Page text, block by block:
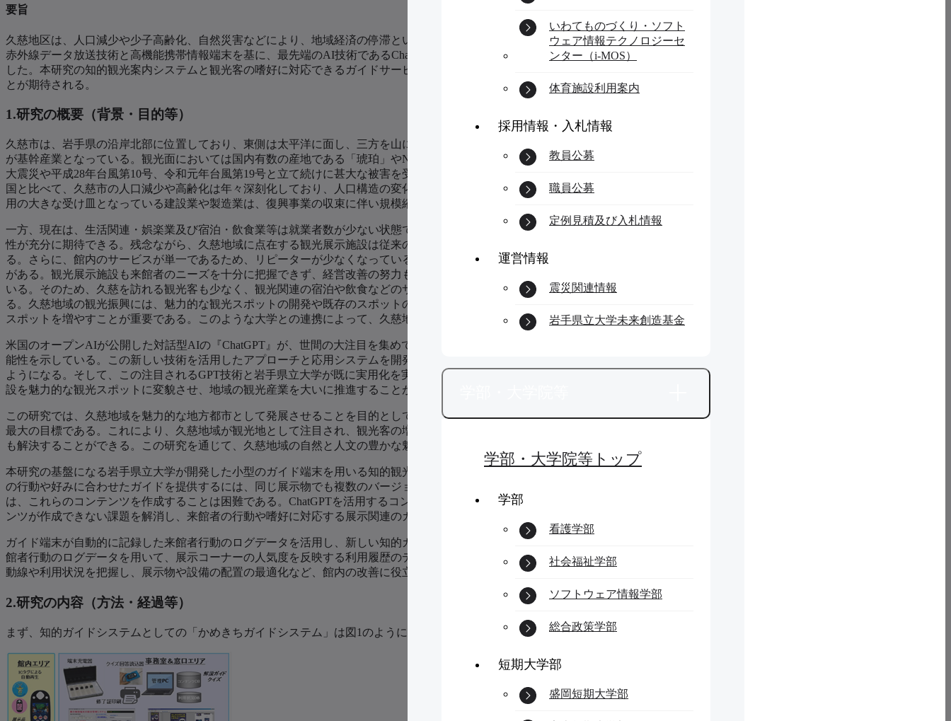
いわてものづくり・ソフト
ウェア情報テクノロジーセ
ンター（i-MOS）
体育施設利用案内
採用情報・入札情報
教員公募
職員公募
定例見積及び入札情報
運営情報
震災関連情報
岩手県立大学未来創造基金
学部・大学院等トップ
学部
看護学部
社会福祉学部
ソフトウェア情報学部
総合政策学部
短期大学部
盛岡短期大学部
要旨
久慈地区は、人口減少や少子高齢化、自然災害などにより、地域経済の停滞という課題に直面している。本研究では、久慈市商工観光課と連携し、岩手県立大学の研究グループが独自の
赤外線データ放送技術と高機能携帯情報端末を基に、最先端のAI技術であるChatGPTを活用して、久慈地下水族科学館で知的ガイドサービスと経営管理データの自動集計・可視化を実現
した。本研究の知的観光案内システムと観光客の嗜好に対応できるガイドサービスを活用することで、観光施設の魅力化と活性化を図り、地域経済を支える活発な観光産業を育成するこ
とが期待される。
1.研究の概要（背景・目的等）
久慈市は、岩手県の沿岸北部に位置しており、東側は太平洋に面し、三方を山に囲まれている。総面積624平方キロメートルの約9割が林野であり、海にも面していることから、一次産業
が基幹産業となっている。観光面においては国内有数の産地である「琥珀」やNHK連続テレビ小説「あまちゃん」で活躍した｢北限の海女｣など地域特有の資源を活用している。東日本
大震災や平成28年台風第10号、令和元年台風第19号と立て続けに甚大な被害を受けており、復旧・復興は順調に進んでいるものの、まだ途中段階にある。図1と図2に示されるように、全
国と比べて、久慈市の人口減少や高齢化は年々深刻化しており、人口構造の変化による様々な問題への対応が必要となっており、地域社会に大きな影響を与えている。現在の久慈市の雇
用の大きな受け皿となっている建設業や製造業は、復興事業の収束に伴い規模縮小が進めば雇用維持は難しくなることが予想されている。
一方、現在は、生活関連・娯楽業及び宿泊・飲食業等は就業者数が少ない状態であり、今後、久慈地域に人の流れを増加させる観光事業が拡大されれば、新たな雇用の受け皿となる可能
性が充分に期待できる。残念ながら、久慈地域に点在する観光展示施設は従来の展示サービスしか提供できないため、館内のガイド不足や来館者の多様なニーズに対応できない状況にあ
る。さらに、館内のサービスが単一であるため、リピーターが少なくなっている。特に、オフシーズンの閑散期には来館者数が極端に少なくなり、正常な経営を圧迫する状態に陥ること
がある。観光展示施設も来館者のニーズを十分に把握できず、経営改善の努力も限界が見えてきている。久慈地域は、人気観光スポットが不足しており、観光の人気が低い状況が続いて
いる。そのため、久慈を訪れる観光客も少なく、観光関連の宿泊や飲食などのサービスも低調である。この影響で、現在の久慈市内には観光ホテルが存在しないという厳しい状況があ
る。久慈地域の観光振興には、魅力的な観光スポットの開発や既存のスポットの再構築が不可欠である。この局面を打開するには、岩手県立大学と久慈地域が協力し、魅力的な人気観光
スポットを増やすことが重要である。このような大学との連携によって、久慈地域に新たな魅力を生み出し、観光客の増加につながることが期待される。
米国のオープンAIが公開した対話型AIの『ChatGPT』が、世間の大注目を集めている。このChatGPTや今年3月に公開された進化版のGPT-4は、先に述べた問題や課題を解決する大きな可
能性を示している。この新しい技術を活用したアプローチと応用システムを開発することで、中小の観光展示施設でも簡単にガイドとクイズのコンテンツを拡充・更新することができる
ようになる。そして、この注目されるGPT技術と岩手県立大学が既に実用化を実現した展示案内システムを融合させることによって、人材や財政など課題を直面している中小観光展示施
設を魅力的な観光スポットに変貌させ、地域の観光産業を大いに推進することができるであろう。
この研究では、久慈地域を魅力的な地方都市として発展させることを目的としている。そのため、久慈地域の豊かな自然資源を活かした観光業を振興し、地域の活性化を実現することが
最大の目標である。これにより、久慈地域が観光地として注目され、観光客の増加による経済効果が期待できる。また、地域の活性化により、住民の生活が豊かになり、人口減少の問題
も解決することができる。この研究を通じて、久慈地域の自然と人文の豊かな魅力を多くの人々に知ってもらい、地域の発展に貢献することが期待される。
本研究の基盤になる岩手県立大学が開発した小型のガイド端末を用いる知的観光案内システムを構築することで、展示内容の魅力を感じさせるガイドサービスを提供する。また、来館者
の行動や好みに合わせたガイドを提供するには、同じ展示物でも複数のバージョンのガイドとクイズを事前に用意する必要がある。展示内容に関する専門知識を持たない職員にとって
は、これらのコンテンツを作成することは困難である。ChatGPTを活用するコンテンツの自動作成アプローチと取り組みを開発することで、観光施設にとってネックになる自分でコンテ
ンツが作成できない課題を解消し、来館者の行動や嗜好に対応する展示関連のガイドやクイズのコンテンツの量産を低コストで実現する。
ガイド端末が自動的に記録した来館者行動のログデータを活用し、新しい知的ガイドの取り組みを開発することで、来館者の多様化なニーズに合う知的なガイドサービスを提供する。来
館者行動のログデータを用いて、展示コーナーの人気度を反映する利用履歴のデータベースを構築し、ヒートマップなどによる施設の利用状況の可視化機能を開発することで、来館者の
動線や利用状況を把握し、展示物や設備の配置の最適化など、館内の改善に役立てることができ、施設運営のDX化と高度化を推進する。
2.研究の内容（方法・経過等）
まず、知的ガイドシステムとしての「かめきちガイドシステム」は図1のように構成されている。